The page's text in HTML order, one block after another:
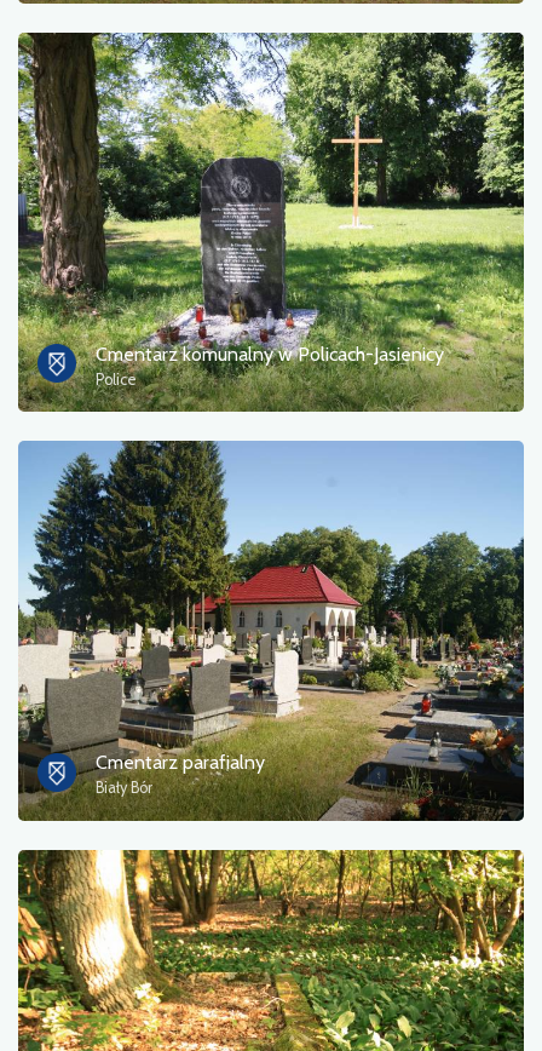
Cmentarz komunalny w Policach-Jasienicy
Police
Cmentarz parafialny
Biały Bór